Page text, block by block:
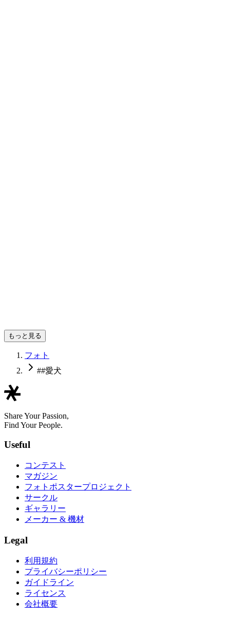
もっと見る
フォト
##愛犬
Share Your Passion,
Find Your People.
Useful
コンテスト
マガジン
フォトポスタープロジェクト
サークル
ギャラリー
メーカー & 機材
Legal
利用規約
プライバシーポリシー
ガイドライン
ライセンス
会社概要